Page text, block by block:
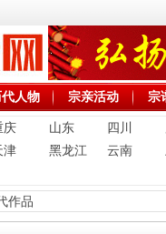
代人物 宗亲活动 宗
庆 山东 四川
津 黑龙江 云南
作品